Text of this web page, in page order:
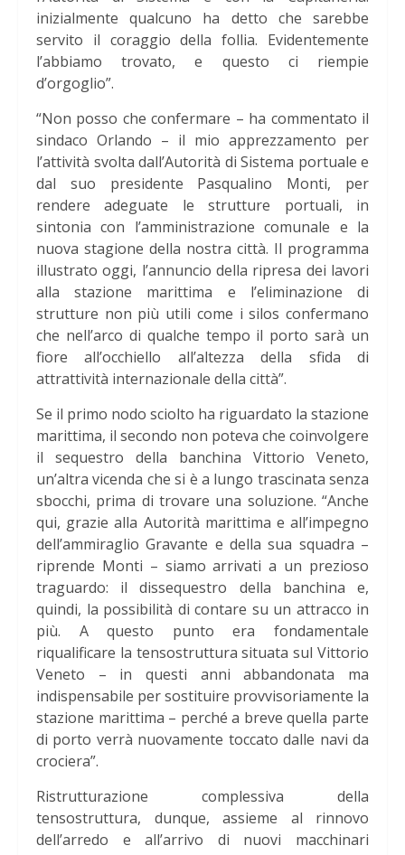
inizialmente qualcuno ha detto che sarebbe
servito il coraggio della follia. Evidentemente
l’abbiamo trovato, e questo ci riempie
d’orgoglio”.
“Non posso che confermare – ha commentato il
sindaco Orlando – il mio apprezzamento per
l’attività svolta dall’Autorità di Sistema portuale e
dal suo presidente Pasqualino Monti, per
rendere adeguate le strutture portuali, in
sintonia con l’amministrazione comunale e la
nuova stagione della nostra città. Il programma
illustrato oggi, l’annuncio della ripresa dei lavori
alla stazione marittima e l’eliminazione di
strutture non più utili come i silos confermano
che nell’arco di qualche tempo il porto sarà un
fiore all’occhiello all’altezza della sfida di
attrattività internazionale della città”.
Se il primo nodo sciolto ha riguardato la stazione
marittima, il secondo non poteva che coinvolgere
il sequestro della banchina Vittorio Veneto,
un’altra vicenda che si è a lungo trascinata senza
sbocchi, prima di trovare una soluzione. “Anche
qui, grazie alla Autorità marittima e all’impegno
dell’ammiraglio Gravante e della sua squadra –
riprende Monti – siamo arrivati a un prezioso
traguardo: il dissequestro della banchina e,
quindi, la possibilità di contare su un attracco in
più. A questo punto era fondamentale
riqualificare la tensostruttura situata sul Vittorio
Veneto – in questi anni abbandonata ma
indispensabile per sostituire provvisoriamente la
stazione marittima – perché a breve quella parte
di porto verrà nuovamente toccato dalle navi da
crociera”.
Ristrutturazione complessiva della
tensostruttura, dunque, assieme al rinnovo
dell’arredo e all’arrivo di nuovi macchinari